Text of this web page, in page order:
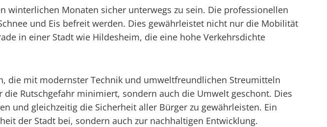
winterlichen Monaten sicher unterwegs zu sein. Die professionellen
und Eis befreit werden. Dies gewährleistet nicht nur die Mobilität
in einer Stadt wie Hildesheim, die eine hohe Verkehrsdichte
die mit modernster Technik und umweltfreundlichen Streumitteln
Rutschgefahr minimiert, sondern auch die Umwelt geschont. Dies
und gleichzeitig die Sicherheit aller Bürger zu gewährleisten. Ein
der Stadt bei, sondern auch zur nachhaltigen Entwicklung.